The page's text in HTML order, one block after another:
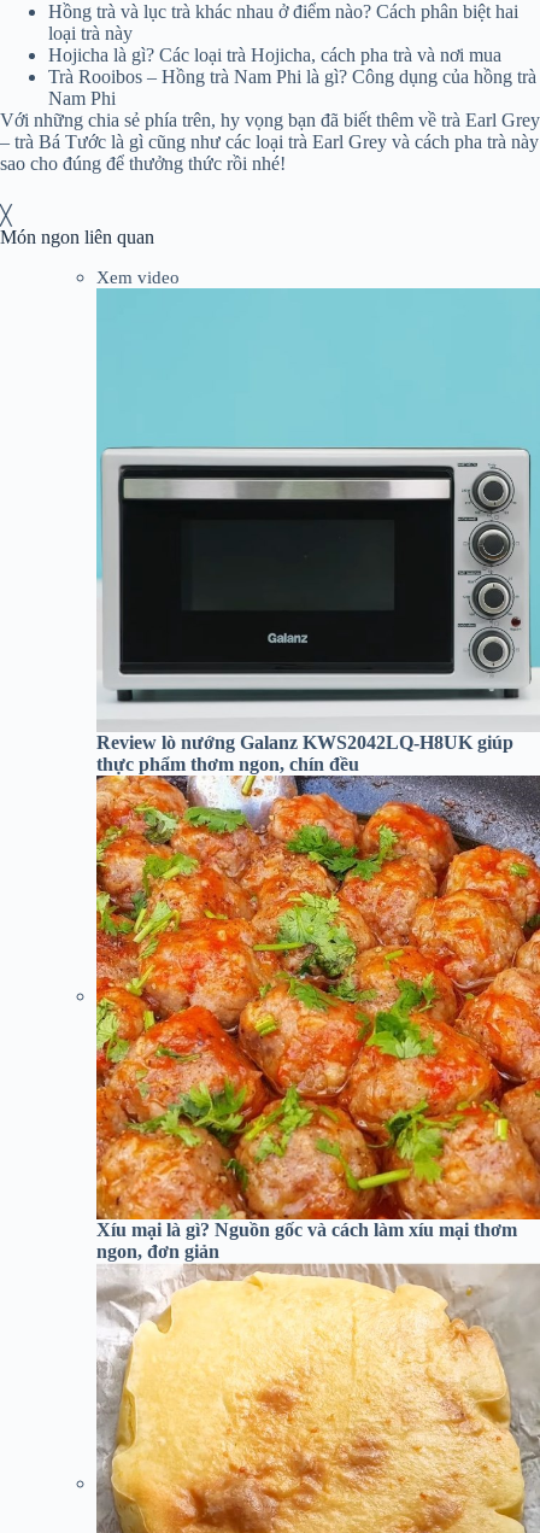
Hồng trà và lục trà khác nhau ở điểm nào? Cách phân biệt hai
loại trà này
Hojicha là gì? Các loại trà Hojicha, cách pha trà và nơi mua
Trà Rooibos – Hồng trà Nam Phi là gì? Công dụng của hồng trà
Nam Phi
Với những chia sẻ phía trên, hy vọng bạn đã biết thêm về trà Earl Grey
– trà Bá Tước là gì cũng như các loại trà Earl Grey và cách pha trà này
sao cho đúng để thưởng thức rồi nhé!
╳
Món ngon liên quan
Xem video
Review lò nướng Galanz KWS2042LQ-H8UK giúp
thực phẩm thơm ngon, chín đều
Xíu mại là gì? Nguồn gốc và cách làm xíu mại thơm
ngon, đơn giản